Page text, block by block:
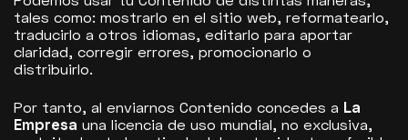
tales como: mostrarlo en el sitio web, reformatearlo,
traducirlo a otros idiomas, editarlo para aportar
claridad, corregir errores, promocionarlo o
distribuirlo.
Por tanto, al enviarnos Contenido concedes a La
Empresa una licencia de uso mundial, no exclusiva,